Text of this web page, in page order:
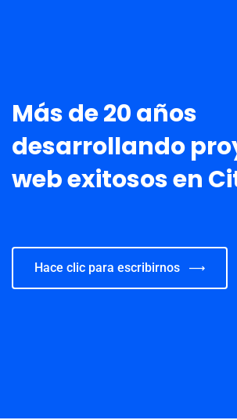
Más de 20 años
desarrollando
web exitosos en
Hace clic para escribirnos